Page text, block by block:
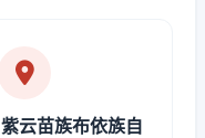
紫云苗族布依族自